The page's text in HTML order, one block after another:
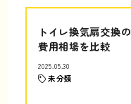
トイレ換気扇交換の
費用相場を比較
2025.05.30
未分類